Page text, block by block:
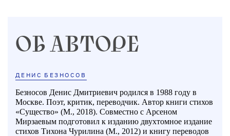
ОБ АВТОРЕ
ДЕНИС БЕЗНОСОВ
Безносов Денис Дмитриевич родился в 1988 году в
Москве. Поэт, критик, переводчик. Автор книги стихов
«Существо» (М., 2018). Совместно с Арсеном
Мирзаевым подготовил к изданию двухтомное издание
стихов Тихона Чурилина (М., 2012) и книгу переводов